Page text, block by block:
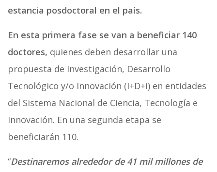
estancia posdoctoral en el país.
En esta primera fase se van a beneficiar 140
doctores, quienes deben desarrollar una
propuesta de Investigación, Desarrollo
Tecnológico y/o Innovación (I+D+i) en entidades
del Sistema Nacional de Ciencia, Tecnología e
Innovación. En una segunda etapa se
beneficiarán 110.
“Destinaremos alrededor de 41 mil millones de